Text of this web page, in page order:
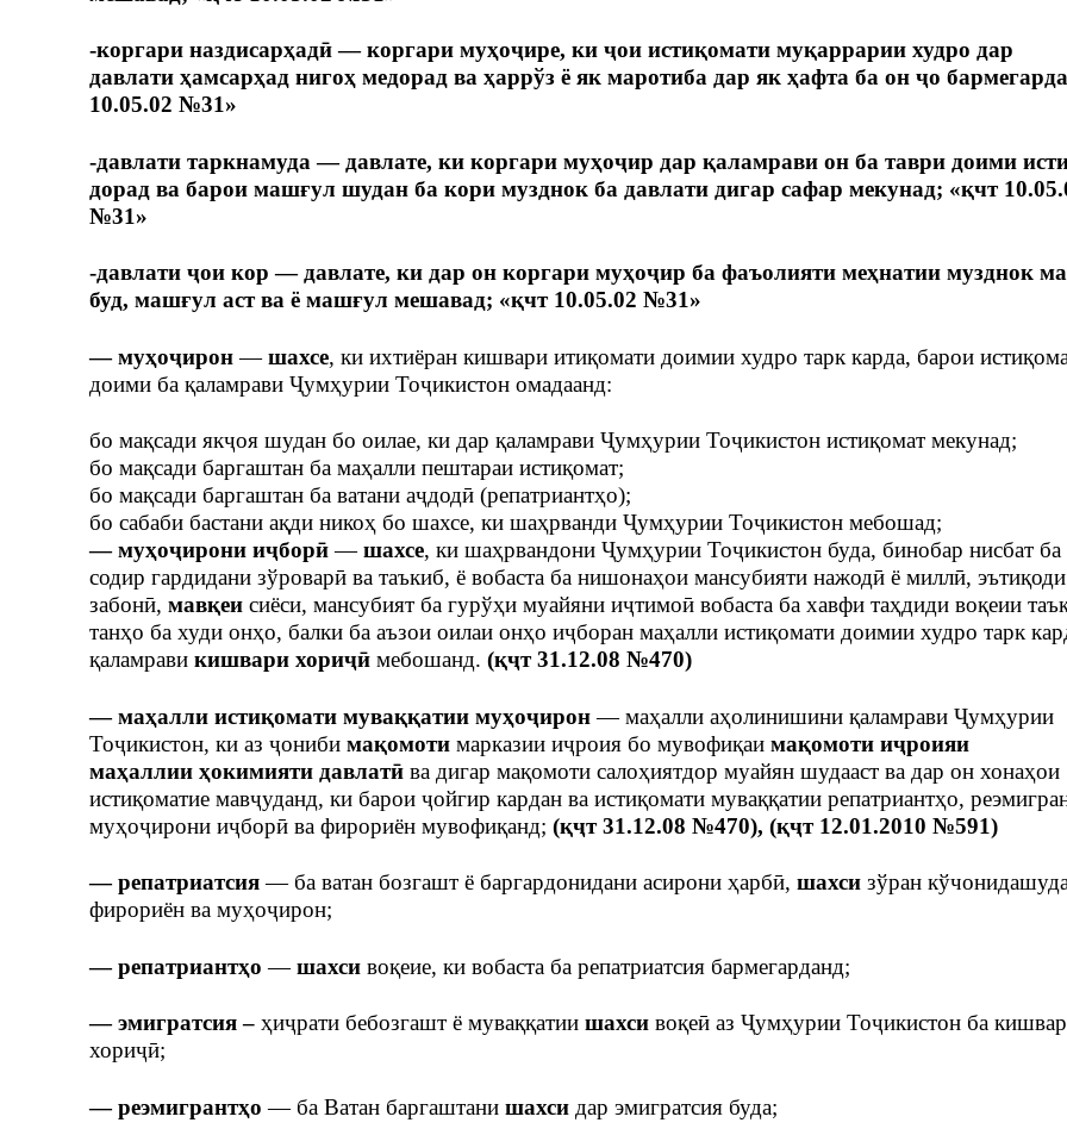
-коргари наздисарҳадӣ — коргари муҳоҷире, ки ҷои истиқомати муқаррарии худро дар
давлати ҳамсарҳад нигоҳ медорад ва ҳаррўз ё як маротиба дар як ҳафта ба он ҷо
10.05.02 №31»
-давлати таркнамуда — давлате, ки коргари муҳоҷир дар қаламрави он ба таври доими
дорад ва барои машғул шудан ба кори музднок ба давлати дигар сафар мекунад; «қчт
№31»
-давлати ҷои кор — давлате, ки дар он коргари муҳоҷир ба фаъолияти меҳнатии музднок
буд, машғул аст ва ё машғул мешавад; «қчт 10.05.02 №31»
— муҳоҷирон—шахсе, ки ихтиёран кишвари итиқомати доимии худро тарк карда, барои
доими ба қаламрави Ҷумҳурии Тоҷикистон омадаанд:
бо мақсади якҷоя шудан бо оилае, ки дар қаламрави Ҷумҳурии Тоҷикистон истиқомат мекунад;
бо мақсади баргаштан ба маҳалли пештараи истиқомат;
бо мақсади баргаштан ба ватани аҷдодӣ (репатриантҳо);
бо сабаби бастани ақди никоҳ бо шахсе, ки шаҳрванди Ҷумҳурии Тоҷикистон мебошад;
— муҳоҷирони иҷборӣ—шахсе, ки шаҳрвандони Ҷумҳурии Тоҷикистон буда, бинобар нисбат ба
содир гардидани зўроварӣ ва таъкиб, ё вобаста ба нишонаҳои мансубияти нажодӣ ё миллӣ,
забонӣ, мавқеисиёси, мансубият ба гурўҳи муайяни иҷтимоӣ вобаста ба хавфи таҳдиди воқеии
танҳо ба худи онҳо, балки ба аъзои оилаи онҳо иҷборан маҳалли истиқомати доимии худро тарк
қаламрави кишвари хориҷӣмебошанд. (қҷт 31.12.08 №470)
— маҳалли истиқомати муваққатии муҳоҷирон— маҳалли аҳолинишини қаламрави Ҷумҳурии
Тоҷикистон, ки аз ҷониби мақомотимарказии иҷроия бо мувофиқаи мақомоти иҷроияи
маҳаллии ҳокимияти давлатӣва дигар мақомоти салоҳиятдор муайян шудааст ва дар он хонаҳои
истиқоматие мавҷуданд, ки барои ҷойгир кардан ва истиқомати муваққатии репатриантҳо,
муҳоҷирони иҷборӣ ва фирориён мувофиқанд; (қҷт 31.12.08 №470), (қҷт 12.01.2010 №591)
— репатриатсия— ба ватан бозгашт ё баргардонидани асирони ҳарбӣ, шахсизўран
фирориён ва муҳоҷирон;
— репатриантҳо —шахсивоқеие, ки вобаста ба репатриатсия бармегарданд;
— эмигратсия –ҳиҷрати бебозгашт ё муваққатии шахсивоқеӣ аз Ҷумҳурии Тоҷикистон ба
хориҷӣ;
— реэмигрантҳо — ба Ватан баргаштани шахсидар эмигратсия буда;